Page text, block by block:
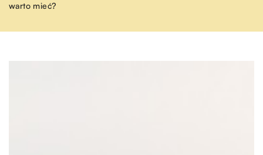
warto mieć?